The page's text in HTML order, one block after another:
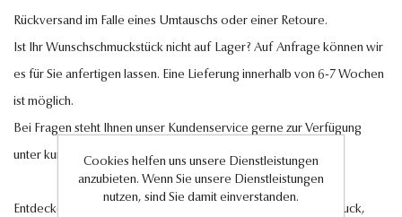
Rückversand im Falle eines Umtauschs oder einer Retoure.
Ist Ihr Wunschschmuckstück nicht auf Lager? Auf Anfrage können wir
es für Sie anfertigen lassen. Eine Lieferung innerhalb von 6-7 Wochen
ist möglich.
Bei Fragen steht Ihnen unser Kundenservice gerne zur Verfügung
unter kundenservice@antwerp-diamonds.de.
Entdecken Sie jetzt unsere exquisite Auswahl an Diamantschmuck,
Cookies helfen uns unsere Dienstleistungen
anzubieten. Wenn Sie unsere Dienstleistungen
nutzen, sind Sie damit einverstanden.